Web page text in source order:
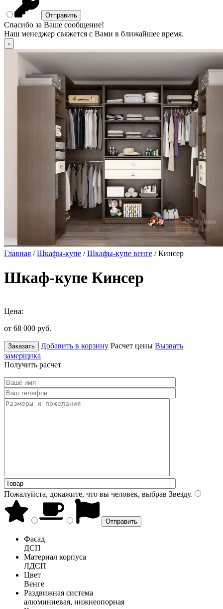
Спасибо за Ваше сообщение!
Наш менеджер свяжется с Вами в ближайшее время.
Главная /Шкафы-купе /Шкафы-купе венге / Кинсер
Шкаф-купе Кинсер
Цена:
от 68 000 руб.
Заказать Добавить в корзину Расчет цены Вызвать
замерщика
Получить расчет
Пожалуйста, докажите, что вы человек, выбрав Звезду.
Фасад
ДСП
Материал корпуса
ЛДСП
Цвет
Венге
Раздвижная система
алюминиевая, нижнеопорная